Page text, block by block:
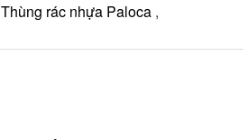
Thùng rác nhựa Paloca ,